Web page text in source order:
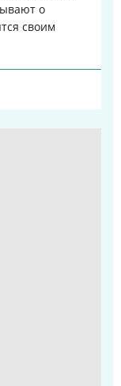
о
своим